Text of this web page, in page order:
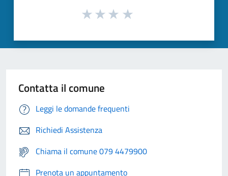
Contatta il comune
Leggi le domande frequenti
Richiedi Assistenza
Chiama il comune 079 4479900
Prenota un appuntamento